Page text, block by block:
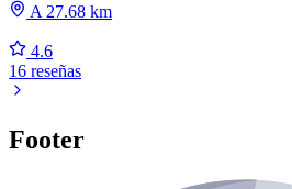
A 27.68 km
4.6
16 reseñas
Footer